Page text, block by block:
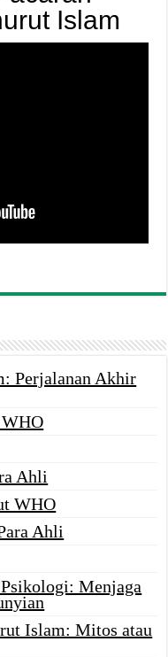
Islam
Perjalanan Akhir
Ahli
WHO
Ahli
Menjaga
Islam: Mitos atau